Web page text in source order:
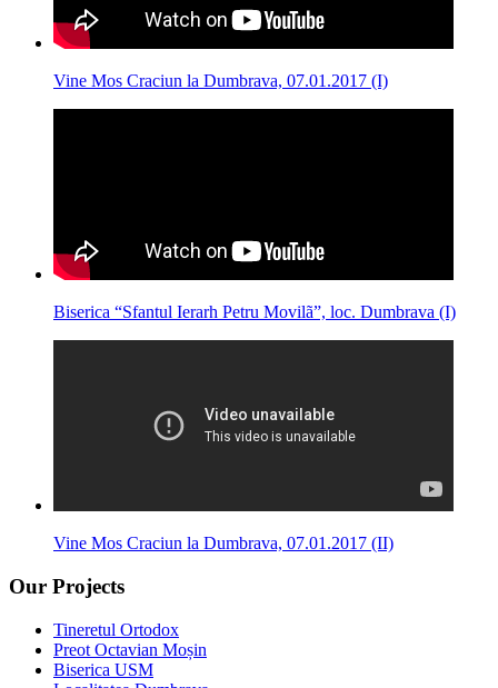
Vine Mos Craciun la Dumbrava, 07.01.2017 (I)
Biserica “Sfantul Ierarh Petru Movilã”, loc. Dumbrava (I)
Vine Mos Craciun la Dumbrava, 07.01.2017 (II)
Our Projects
Tineretul Ortodox
Preot Octavian Moșin
Biserica USM